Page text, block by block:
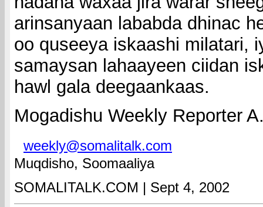
arinsanyaan lababda dhinac
oo quseeya iskaashi milatari,
samaysan lahaayeen ciidan
hawl gala deegaankaas.
Mogadishu Weekly Reporter
weekly@somalitalk.com
Muqdisho, Soomaaliya
SOMALITALK.COM | Sept 4, 2002